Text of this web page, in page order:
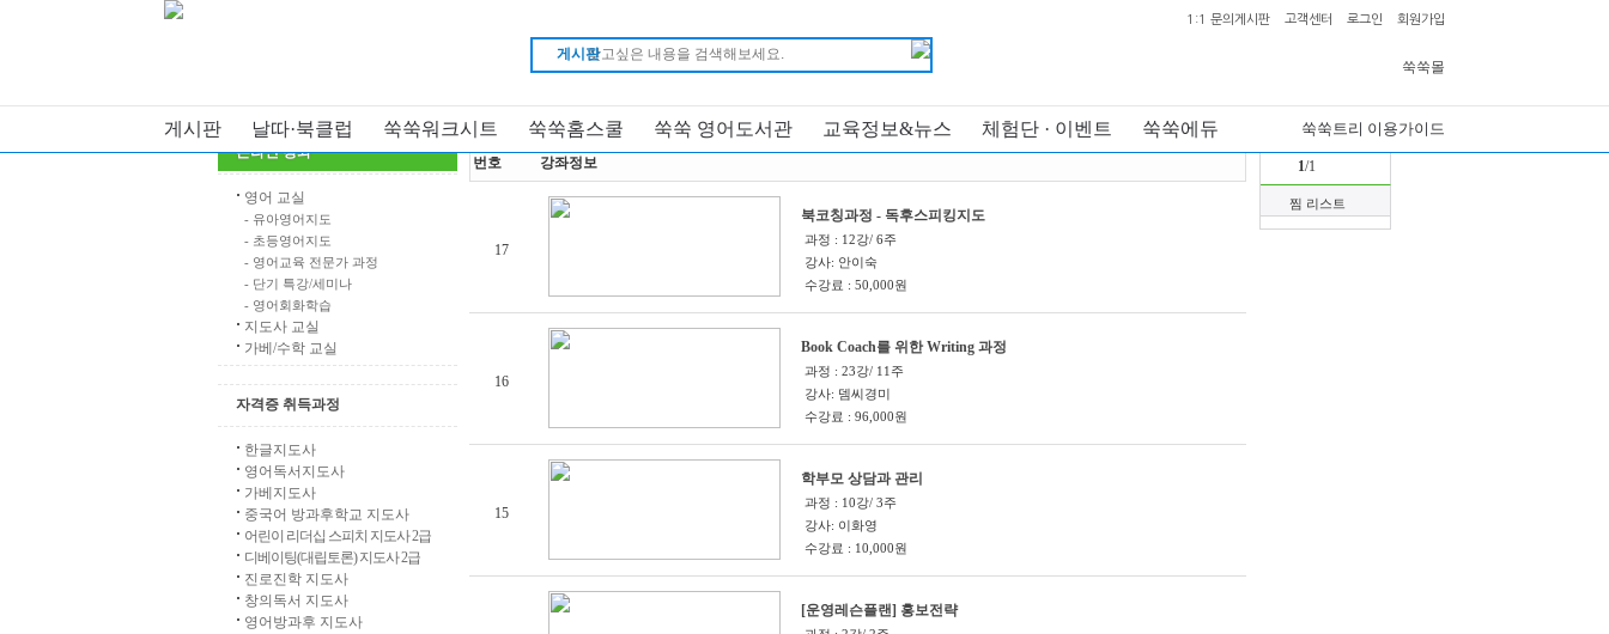
게시판
1:1 문의게시판 고객센터 로그인 회원가입
쑥쑥몰
게시판 날따·북클럽 쑥쑥워크시트 쑥쑥홈스쿨 쑥쑥 영어도서관 교육정보&뉴스 체험단 · 이벤트 쑥쑥에듀 쑥쑥트리 이용가이드
My 강의실
온라인 강좌
영어 교실
- 유아영어지도
- 초등영어지도
- 영어교육 전문가 과정
- 단기 특강/세미나
- 영어회화학습
지도사 교실
가베/수학 교실
자격증 취득과정
한글지도사
영어독서지도사
가베지도사
중국어 방과후학교 지도사
어린이 리더십 스피치 지도사 2급
디베이팅(대립토론) 지도사 2급
진로진학 지도사
창의독서 지도사
영어방과후 지도사
강사명
(총17 기본정렬 할인강좌정렬 이미지보기
리스트 보기
번호 강좌정보
17
북코칭과정 - 독후스피킹지도
과정 : 12강/ 6주
강사: 안이숙
수강료 : 50,000원
16
Book Coach를 위한 Writing 과정
과정 : 23강/ 11주
강사: 뎀씨경미
수강료 : 96,000원
15
학부모 상담과 관리
과정 : 10강/ 3주
강사: 이화영
수강료 : 10,000원
[운영레슨플랜] 홍보전략
최근 본 강좌
1/1
찜 리스트